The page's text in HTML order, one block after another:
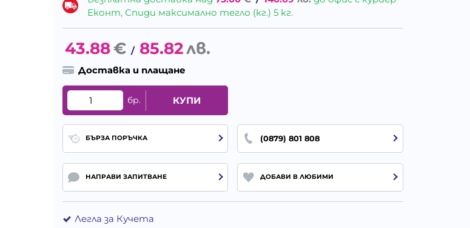
Еконт, Спиди максимално тегло (кг.) 5 кг.
43.88€ / 85.82лв.
Доставка и плащане
бр. КУПИ
БЪРЗА ПОРЪЧКА (0879) 801 808
НАПРАВИ ЗАПИТВАНЕ ДОБАВИ В ЛЮБИМИ
Легла за Кучета